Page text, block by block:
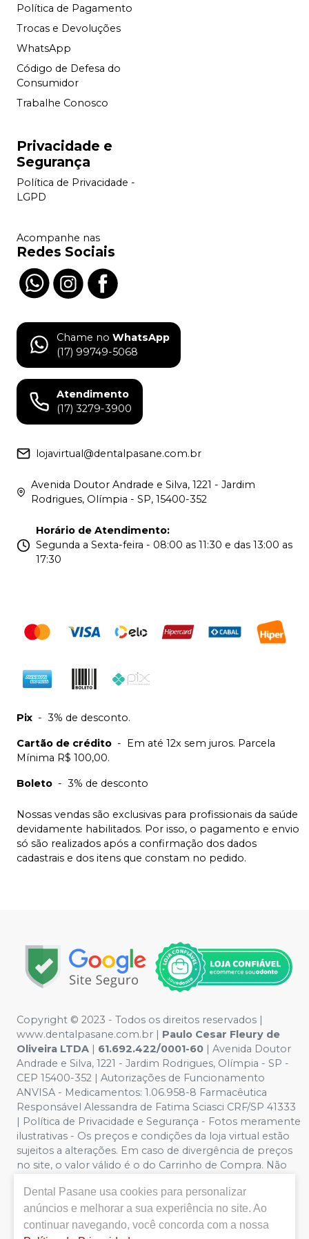
Política de Pagamento
Trocas e Devoluções
WhatsApp
Código de Defesa do
Consumidor
Trabalhe Conosco
Privacidade e
Segurança
Política de Privacidade -
LGPD
Acompanhe nas
Redes Sociais
Chame no WhatsApp
(17) 99749-5068
Atendimento
(17) 3279-3900
lojavirtual@dentalpasane.com.br
Avenida Doutor Andrade e Silva, 1221 - Jardim
Rodrigues, Olímpia - SP, 15400-352
Horário de Atendimento:
Segunda a Sexta-feira - 08:00 as 11:30 e das 13:00 as
17:30
Pix - 3% de desconto.
Cartão de crédito - Em até 12x sem juros. Parcela
Mínima R$ 100,00.
Boleto - 3% de desconto
Nossas vendas são exclusivas para profissionais da saúde
devidamente habilitados. Por isso, o pagamento e envio
só são realizados após a confirmação dos dados
cadastrais e dos itens que constam no pedido.
Copyright © 2023 - Todos os direitos reservados |
www.dentalpasane.com.br | Paulo Cesar Fleury de
Oliveira LTDA | 61.692.422/0001-60 | Avenida Doutor
Andrade e Silva, 1221 - Jardim Rodrigues, Olímpia - SP -
CEP 15400-352 | Autorizações de Funcionamento
ANVISA - Medicamentos: 1.06.958-8 Farmacêutica
Responsável Alessandra de Fatima Sciasci CRF/SP 41333
| Política de Privacidade e Segurança - Fotos meramente
ilustrativas - Os preços e condições da loja virtual estão
sujeitos a alterações. Em caso de divergência de preços
no site, o valor válido é o do Carrinho de Compra. Não
direito de não atender compras de grandes volumes
pelo site.Importante:Ofertas válidas enquanto
durarem os estoques. Vendas sujeitas a análise,
Dental Pasane usa cookies para personalizar
anúncios e melhorar a sua experiência no site. Ao
continuar navegando, você concorda com a nossa